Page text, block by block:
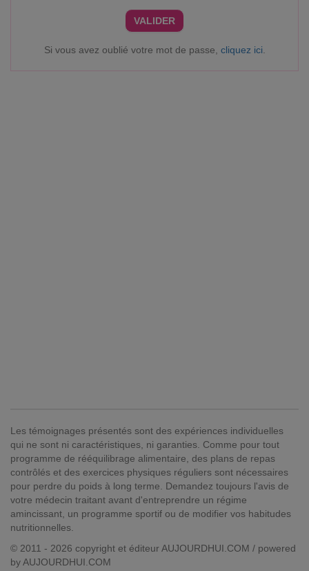
VALIDER
Si vous avez oublié votre mot de passe, cliquez ici
Les témoignages présentés sont des expériences individuelles
qui ne sont ni caractéristiques, ni garanties. Comme pour tout
programme de rééquilibrage alimentaire, des plans de repas
contrôlés et des exercices physiques réguliers sont nécessaires
pour perdre du poids à long terme. Demandez toujours l'avis de
votre médecin traitant avant d'entreprendre un régime
amincissant, un programme sportif ou de modifier vos habitudes
nutritionnelles.
© 2011 - 2026 copyright et éditeur AUJOURDHUI.COM / powered
by AUJOURDHUI.COM